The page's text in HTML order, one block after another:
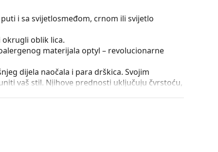
i sa svijetlosmeđom, crnom ili svijetlo
oblik lica.
materijala optyl – revolucionarne
dijela naočala i para drškica. Svojim
vaš stil. Njihove prednosti uključuju čvrstoću,
optičkom moći.
drškica za više od 90° i omogućuje udobnije